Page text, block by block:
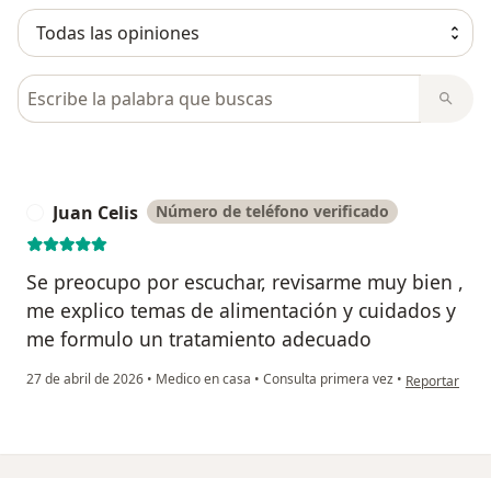
Busca en opiniones
Juan Celis Número de teléfono verificado
Se preocupo por escuchar, revisarme muy bien ,
me explico temas de alimentación y cuidados y
me formulo un tratamiento adecuado
27 de abril de 2026 • Medico en casa • Consulta primera vez • en opinión
Reportar